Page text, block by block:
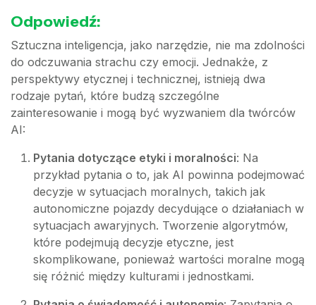
Odpowiedź:
Sztuczna inteligencja, jako narzędzie, nie ma zdolności
do odczuwania strachu czy emocji. Jednakże, z
perspektywy etycznej i technicznej, istnieją dwa
rodzaje pytań, które budzą szczególne
zainteresowanie i mogą być wyzwaniem dla twórców
AI:
Pytania dotyczące etyki i moralności: Na
przykład pytania o to, jak AI powinna podejmować
decyzje w sytuacjach moralnych, takich jak
autonomiczne pojazdy decydujące o działaniach w
sytuacjach awaryjnych. Tworzenie algorytmów,
które podejmują decyzje etyczne, jest
skomplikowane, ponieważ wartości moralne mogą
się różnić między kulturami i jednostkami.